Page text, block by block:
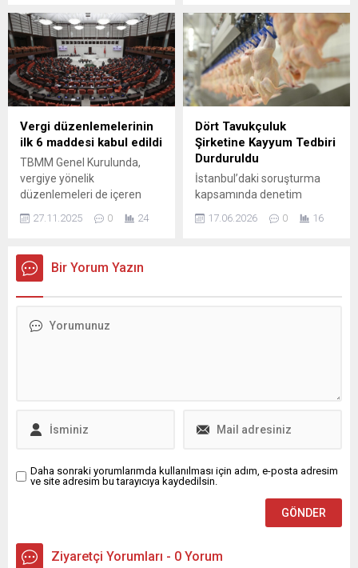
Furkan Sakı), Yiğitali Bayrak,
Musa Çağıran, Ahmet İlhan
Özek (Dk. 81 Barış Dalkıran),
İlhan Depre, Mücahit Can
Akçay (Dk. 74 Muhammet
Demir)...
adam, transfer politikasının
öncelikli maddesi olarak
sarı-lacivertlilerdeki eski
öğrencisini gösterdi. La
Repubblica’nın aktardığına
göre Tedesco, savunma
hattını güçlendirmek
amacıyla Jayden
Oosterwolde’yi kadrosunda
yönetimi, Fenerbahçe’nin
talep ettiği bonservis
bedelini pazarlık masasına
Vergi düzenlemelerinin
ilk 6 maddesi kabul edildi
TBMM Genel Kurulunda,
vergiye yönelik
düzenlemeleri de içeren
Vergi Kanunları ile Bazı
Kanunlarda ve 631 sayılı
Yapılmasına Dair Kanun
Teklifi'nin ilk 6 maddesinin
27.11.2025 0 24
Dört Tavukçuluk
Şirketine Kayyum Tedbiri
Durduruldu
İstanbul’daki soruşturma
kapsamında denetim
kayyumu kararı verilen dört
büyük beyaz et üreticisi
hakkında gözaltı işlemleri
17.06.2026 0 16
Bir Yorum Yazın
Daha sonraki yorumlarımda kullanılması için adım, e-posta adresim
ve site adresim bu tarayıcıya kaydedilsin.
Ziyaretçi Yorumları - 0 Yorum